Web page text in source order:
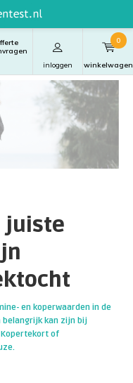
inloggen
winkelwagen
0
juiste
en koperwaarden in de
belangrijk kan zijn bij
of